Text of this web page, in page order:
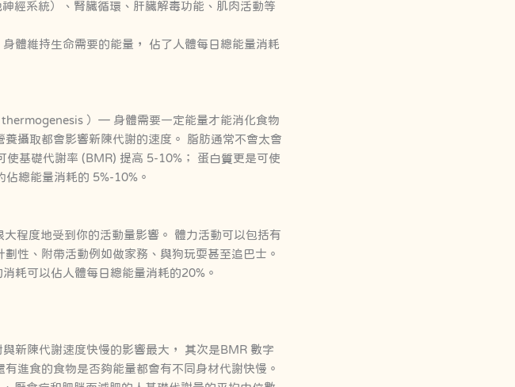
經系統）、腎臟循環、肝臟解毒功能、肌肉活動等
體維持生命需要的能量， 佔了人體每日總能量消耗
）— 身體需要一定能量才能消化食物
攝取都會影響新陳代謝的速度。 脂肪通常不會太會
基礎代謝率 (BMR) 提高 5-10%； 蛋白質更是可使
總能量消耗的 5%-10%。
程度地受到你的活動量影響。 體力活動可以包括有
性、附帶活動例如做家務、與狗玩耍甚至追巴士。
耗可以佔人體每日總能量消耗的20%。
新陳代謝速度快慢的影響最大， 其次是BMR 數字
進食的食物是否夠能量都會有不同身材代謝快慢。